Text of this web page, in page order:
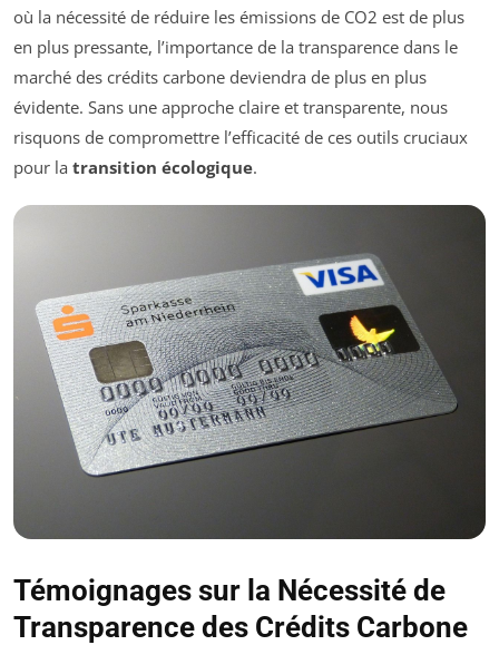
où la nécessité de réduire les émissions de CO2 est de plus
en plus pressante, l’importance de la transparence dans le
marché des crédits carbone deviendra de plus en plus
évidente. Sans une approche claire et transparente, nous
risquons de compromettre l’efficacité de ces outils cruciaux
pour la transition écologique.
Témoignages sur la Nécessité de
Transparence des Crédits Carbone